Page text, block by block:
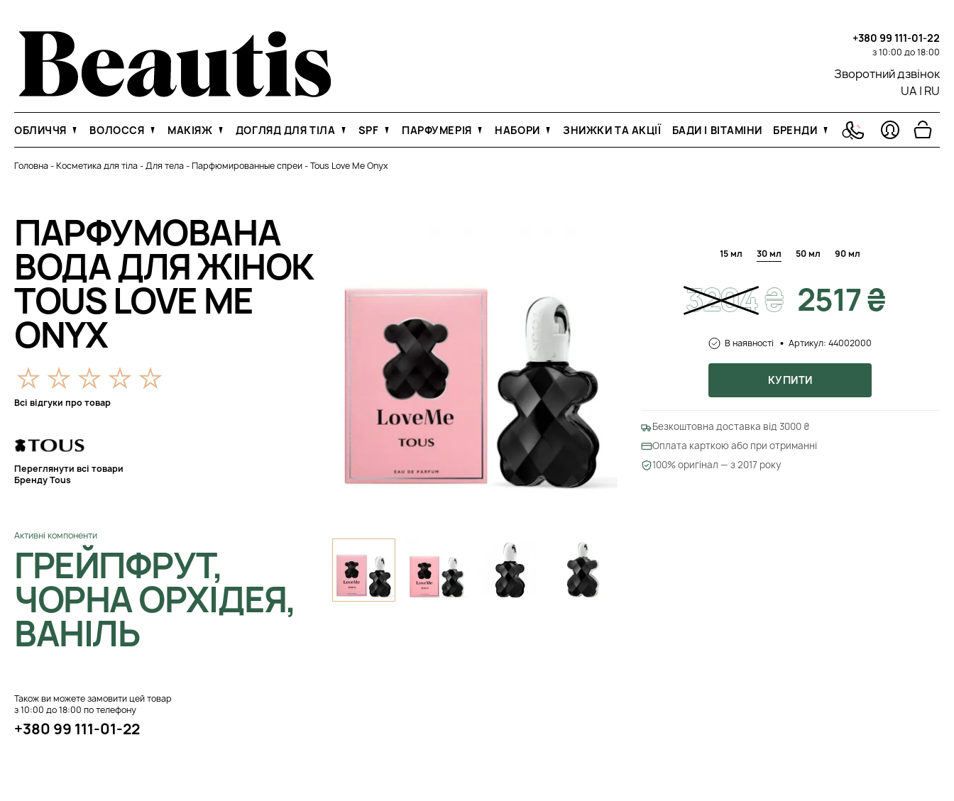
+380 99 111-01-22
з 10:00 до 18:00
Зворотний дзвінок
UA | RU
ОБЛИЧЧЯ ВОЛОССЯ МАКІЯЖ ДОГЛЯД ДЛЯ ТІЛА SPF ПАРФУМЕРІЯ НАБОРИ ЗНИЖКИ ТА АКЦІЇ БАДИ І ВІТАМІНИ БРЕНДИ
Головна-Косметика для тіла-Для тела-Парфюмированные спреи-Tous Love Me Onyx
ПАРФУМОВАНА
ВОДА ДЛЯ ЖІНОК
TOUS LOVE ME
ONYX
Всі відгуки про товар
Переглянути всі товари
Бренду Tous
Активні компоненти
ГРЕЙПФРУТ,
ЧОРНА ОРХІДЕЯ,
ВАНІЛЬ
Також ви можете замовити цей товар
з 10:00 до 18:00 по телефону
+380 99 111-01-22
15 мл 30 мл 50 мл 90 мл
3204₴ 2517 ₴
В наявності Артикул: 44002000
КУПИТИ
Безкоштовна доставка від 3000 ₴
Оплата карткою або при отриманні
100% оригінал — з 2017 року